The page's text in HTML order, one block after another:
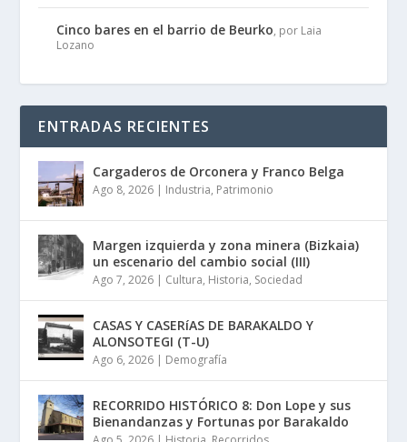
Cinco bares en el barrio de Beurko, por Laia
Lozano
ENTRADAS RECIENTES
Cargaderos de Orconera y Franco Belga
Ago 8, 2026 | Industria, Patrimonio
Margen izquierda y zona minera (Bizkaia)
un escenario del cambio social (III)
Ago 7, 2026 | Cultura, Historia, Sociedad
CASAS Y CASERíAS DE BARAKALDO Y
ALONSOTEGI (T-U)
Ago 6, 2026 | Demografía
RECORRIDO HISTÓRICO 8: Don Lope y sus
Bienandanzas y Fortunas por Barakaldo